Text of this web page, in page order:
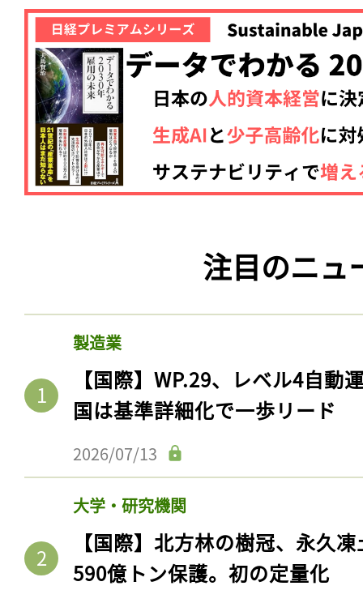
注目のニュ
製造業
【国際】WP.29、レベル4自動
国は基準詳細化で一歩リード
2026/07/13
大学・研究機関
【国際】北方林の樹冠、永久
590億トン保護。初の定量化